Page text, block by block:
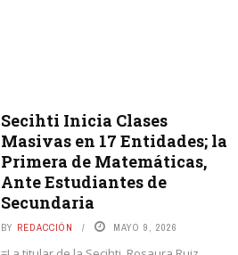
Secihti Inicia Clases
Masivas en 17 Entidades; la
Primera de Matemáticas,
Ante Estudiantes de
Secundaria
BY REDACCIÓN MAYO 9, 2026